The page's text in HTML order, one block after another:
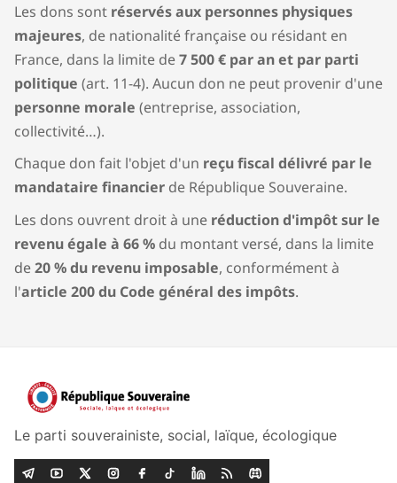
Préambule à la
Constitution de 1946
7.
8.
Les dons sont réservés aux personnes physiques
majeures, de nationalité française ou résidant en
France, dans la limite de7 500 € par an et par parti
politique (art. 11-4). Aucun don ne peut provenir d'une
personne morale (entreprise, association,
collectivité…).
Chaque don fait l'objet d'un reçu fiscal délivré par le
mandataire financier de République Souveraine.
Les dons ouvrent droit à une réduction d'impôt sur le
revenu égale à 66 % du montant versé, dans la limite
de20 % du revenu imposable, conformément à
l'article 200 du Code général des impôts.
Le parti souverainiste, social, laïque, écologique